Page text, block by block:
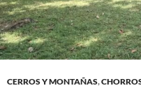
CERROS Y MONTAÑAS,